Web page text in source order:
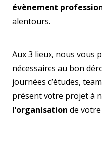
évènement
alentours.
Aux 3 lieux, nous vous
nécessaires au bon
journées d’études,
présent votre projet à
l’organisation de